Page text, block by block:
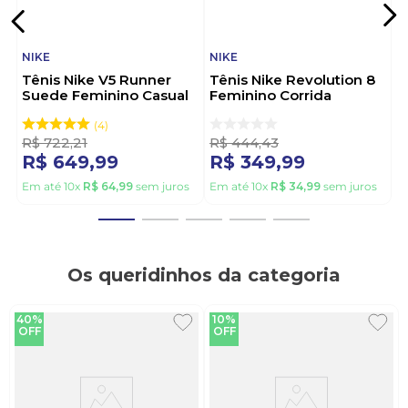
NIKE
Tênis Nike V5 Runner
Suede Feminino Casual
4
R$ 722,21
R$ 649,99
Em até 10x R$ 64,99 sem juros
NIKE
Tênis Nike Revolution 8
Feminino Corrida
R$ 444,43
R$ 349,99
Em até 10x R$ 34,99 sem juros
Os queridinhos da categoria
40%
OFF
10%
OFF